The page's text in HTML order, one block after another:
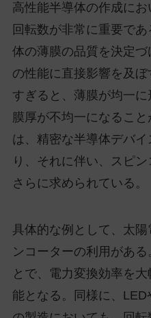
高性能半導体の作成に
回転数が非常に重要で
体の薄膜の品質を決定
の性能に直接影響を及
すぎると、薄膜が均一
膜厚が不均一になるこ
は、精密な半導体デバ
り、それに伴い、スピ
さらに求められている。
具体的な例として、太
ンコーターの利用があ
とで、電力変換効率を
能となる。同様に、